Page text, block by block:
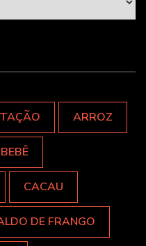
ARROZ
BEBÊ
CACAU
DE FRANGO